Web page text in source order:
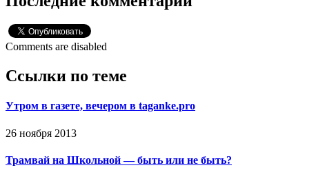
Comments are disabled
Ссылки по теме
Утром в газете, вечером в taganke.pro
26 ноября 2013
Трамвай на Школьной — быть или не быть?